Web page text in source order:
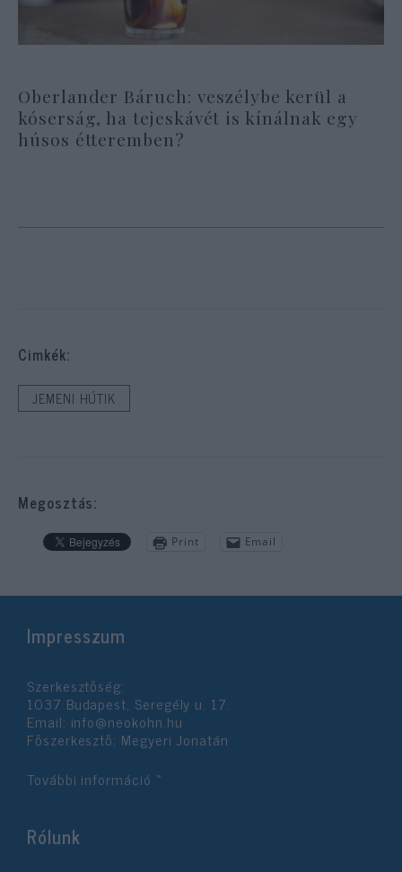
Oberlander Báruch: veszélybe kerül a
kóserság, ha tejeskávét is kínálnak egy
húsos étteremben?
Cimkék:
JEMENI HÚTIK
Megosztás:
Print Email
Impresszum
Szerkesztőség:
1037 Budapest, Seregély u. 17.
Email: info@neokohn.hu
Főszerkesztő: Megyeri Jonatán
További információ »
Rólunk